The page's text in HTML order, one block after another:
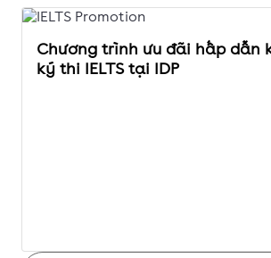
Chương trình ưu đãi hấp dẫn
ký thi IELTS tại IDP